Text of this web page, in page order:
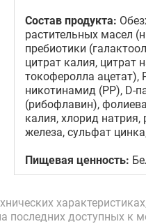
Состав продукта:
растительных масел
пребиотики
цитрат калия, цитрат
токоферолла ацетат),
никотинамид (PP), D-
(рибофлавин),
калия, хлорид натрия,
железа, сульфат
Пищевая ценность:
последних доступных к